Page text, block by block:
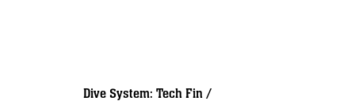
Dive System: Tech Fin /